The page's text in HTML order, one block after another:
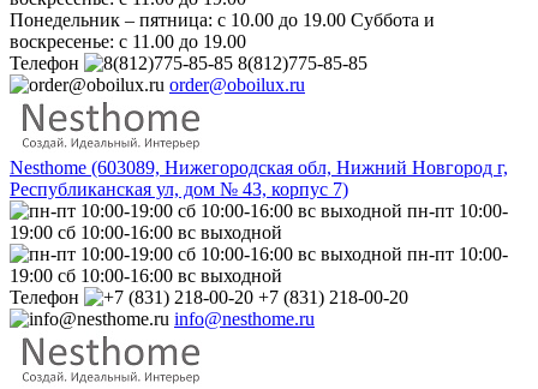
Понедельник – пятница: с 10.00 до 19.00 Суббота и
воскресенье: с 11.00 до 19.00
Телефон
8(812)775-85-85
order@oboilux.ru
Nesthome (603089, Нижегородская обл, Нижний Новгород г,
Республиканская ул, дом № 43, корпус 7)
пн-пт 10:00-
19:00 сб 10:00-16:00 вс выходной
пн-пт 10:00-
19:00 сб 10:00-16:00 вс выходной
Телефон
+7 (831) 218-00-20
info@nesthome.ru